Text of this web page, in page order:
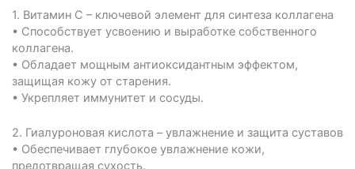
1.⁠ ⁠Витамин C – ключевой элемент для синтеза коллагена
• Способствует усвоению и выработке собственного
коллагена.
• Обладает мощным антиоксидантным эффектом,
защищая кожу от старения.
• Укрепляет иммунитет и сосуды.
2.⁠ ⁠Гиалуроновая кислота – увлажнение и защита суставов
• Обеспечивает глубокое увлажнение кожи,
предотвращая сухость.